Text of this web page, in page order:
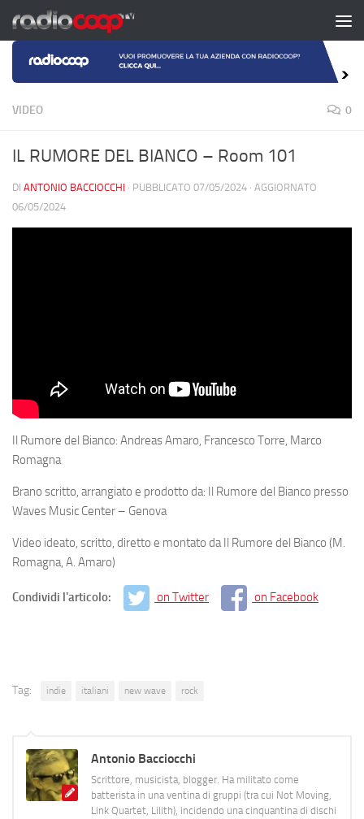
Salta al contenuto
VIDEO 0
IL RUMORE DEL BIANCO – Room 101
DI ANTONIO BACCIOCCHI · PUBBLICATO 07/05/2024 · AGGIORNATO
06/05/2024
Il Rumore del Bianco: Andreas Amaro, Francesco Torre, Marco
Romagna
Brano scritto, arrangiato e prodotto da: Il Rumore del Bianco presso
Waves Music Center – Genova
Video ideato, scritto, diretto e montato da Il Rumore del Bianco (M.
Romagna, A. Amaro)
Condividi l'articolo: on Twitter on Facebook
Tag: indie italiani new wave rock
Antonio Bacciocchi
Scrittore, musicista, blogger. Ha militato come
batterista in una ventina di gruppi (tra cui Not Moving,
Link Quartet, Lilith), incidendo una cinquantina di dischi